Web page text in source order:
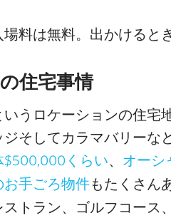
料は無料。出かけると
住宅事情
うロケーションの住宅
そしてカラマバリーな
$500,000くらい、
オーシ
お手ごろ物件もたくさん
トラン、ゴルフコース